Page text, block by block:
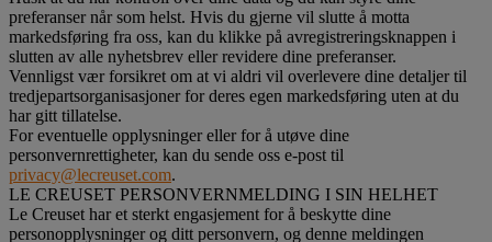
preferanser når som helst. Hvis du gjerne vil slutte å motta
markedsføring fra oss, kan du klikke på avregistreringsknappen i
slutten av alle nyhetsbrev eller revidere dine preferanser.
Vennligst vær forsikret om at vi aldri vil overlevere dine detaljer til
tredjepartsorganisasjoner for deres egen markedsføring uten at du
har gitt tillatelse.
For eventuelle opplysninger eller for å utøve dine
personvernrettigheter, kan du sende oss e-post til
privacy@lecreuset.com.
LE CREUSET PERSONVERNMELDING I SIN HELHET
Le Creuset har et sterkt engasjement for å beskytte dine
personopplysninger og ditt personvern, og denne meldingen